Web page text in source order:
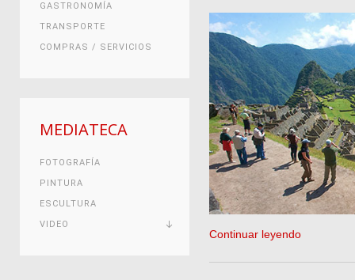
Continuar leyendo
GASTRONOMÍA
TRANSPORTE
COMPRAS / SERVICIOS
MEDIATECA
FOTOGRAFÍA
PINTURA
ESCULTURA
VIDEO